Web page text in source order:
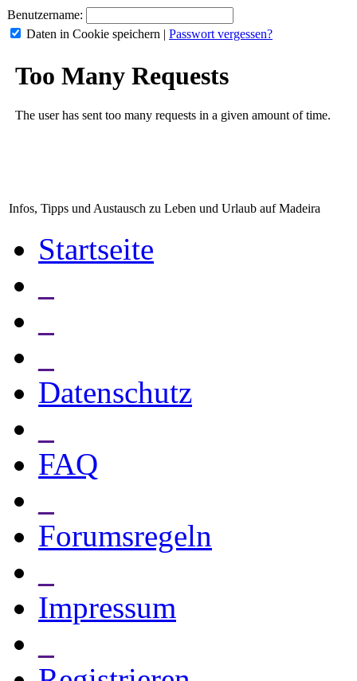
Benutzername:
Daten in Cookie speichern | Passwort vergessen?
Infos, Tipps und Austausch zu Leben und Urlaub auf Madeira
Startseite
Datenschutz
FAQ
Forumsregeln
Impressum